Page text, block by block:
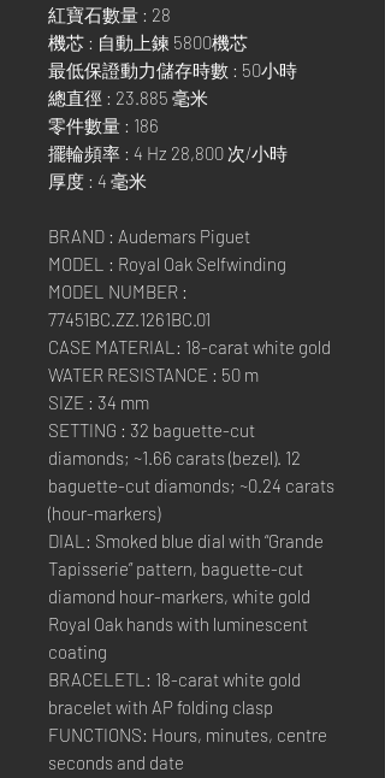
紅寶石數量 : 28
機芯 : 自動上鍊 5800機芯
最低保證動力儲存時數 : 50小時
總直徑 : 23.885 毫米
零件數量 : 186
擺輪頻率 : 4 Hz 28,800 次/小時
厚度 : 4 毫米
BRAND : Audemars Piguet
MODEL : Royal Oak Selfwinding
MODEL NUMBER :
77451BC.ZZ.1261BC.01
CASE MATERIAL: 18-carat white gold
WATER RESISTANCE : 50 m
SIZE : 34 mm
SETTING : 32 baguette-cut
diamonds; ~1.66 carats (bezel). 12
baguette-cut diamonds; ~0.24 carats
(hour-markers)
DIAL: Smoked blue dial with “Grande
Tapisserie” pattern, baguette-cut
diamond hour-markers, white gold
Royal Oak hands with luminescent
coating
BRACELETL: 18-carat white gold
bracelet with AP folding clasp
FUNCTIONS: Hours, minutes, centre
seconds and date